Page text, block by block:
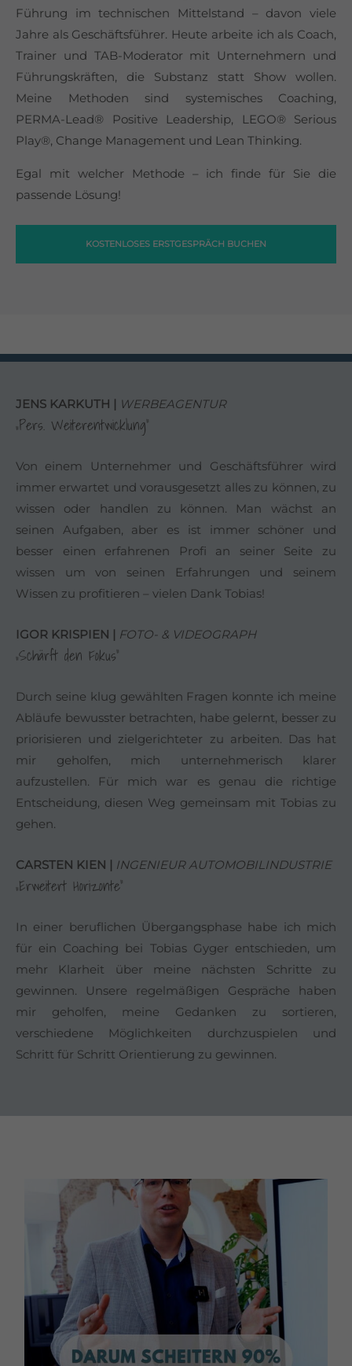
Führung im technischen Mittelstand – davon viele
Jahre als Geschäftsführer. Heute arbeite ich als Coach,
Trainer und TAB-Moderator mit Unternehmern und
Führungskräften, die Substanz statt Show wollen.
Meine Methoden sind systemisches Coaching,
PERMA-Lead® Positive Leadership, LEGO® Serious
Play®, Change Management und Lean Thinking.
Egal mit welcher Methode – ich finde für Sie die
passende Lösung!
KOSTENLOSES ERSTGESPRÄCH BUCHEN
JENS KARKUTH | WERBEAGENTUR
„Pers. Weiterentwicklung“
Von einem Unternehmer und Geschäftsführer wird
immer erwartet und vorausgesetzt alles zu können, zu
wissen oder handlen zu können. Man wächst an
seinen Aufgaben, aber es ist immer schöner und
besser einen erfahrenen Profi an seiner Seite zu
wissen um von seinen Erfahrungen und seinem
Wissen zu profitieren – vielen Dank Tobias!
IGOR KRISPIEN | FOTO- & VIDEOGRAPH
„Schärft den Fokus“
Durch seine klug gewählten Fragen konnte ich meine
Abläufe bewusster betrachten, habe gelernt, besser zu
priorisieren und zielgerichteter zu arbeiten. Das hat
mir geholfen, mich unternehmerisch klarer
aufzustellen. Für mich war es genau die richtige
Entscheidung, diesen Weg gemeinsam mit Tobias zu
gehen.
CARSTEN KIEN | INGENIEUR AUTOMOBILINDUSTRIE
„Erweitert Horizonte“
In einer beruflichen Übergangsphase habe ich mich
für ein Coaching bei Tobias Gyger entschieden, um
mehr Klarheit über meine nächsten Schritte zu
gewinnen. Unsere regelmäßigen Gespräche haben
mir geholfen, meine Gedanken zu sortieren,
verschiedene Möglichkeiten durchzuspielen und
Schritt für Schritt Orientierung zu gewinnen.